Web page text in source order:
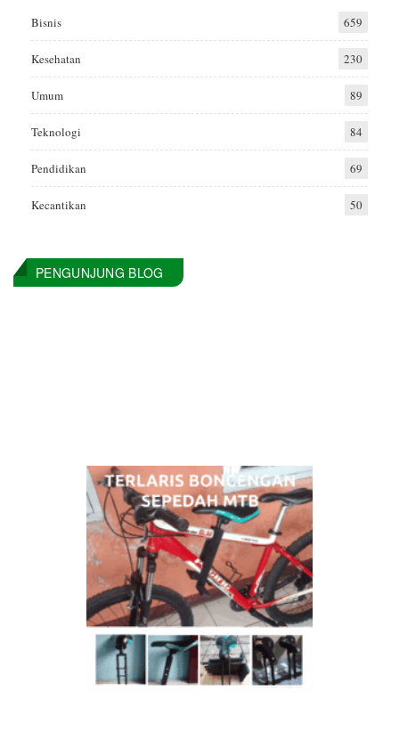
Bisnis 659
Kesehatan 230
Umum 89
Teknologi 84
Pendidikan 69
Kecantikan 50
PENGUNJUNG BLOG